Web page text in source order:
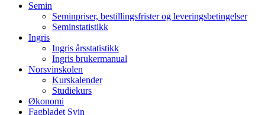
Semin
Seminpriser, bestillingsfrister og leveringsbetingelser
Seminstatistikk
Ingris
Ingris årsstatistikk
Ingris brukermanual
Norsvinskolen
Kurskalender
Studiekurs
Økonomi
Fagbladet Svin